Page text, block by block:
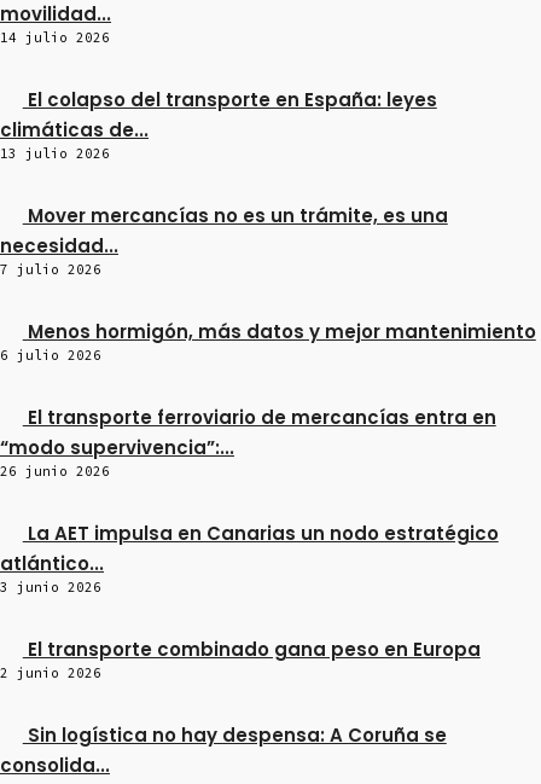
movilidad...
14 julio 2026
El colapso del transporte en España: leyes
climáticas de...
13 julio 2026
Mover mercancías no es un trámite, es una
necesidad...
7 julio 2026
Menos hormigón, más datos y mejor mantenimiento
6 julio 2026
El transporte ferroviario de mercancías entra en
“modo supervivencia”:...
26 junio 2026
La AET impulsa en Canarias un nodo estratégico
atlántico...
3 junio 2026
El transporte combinado gana peso en Europa
2 junio 2026
Sin logística no hay despensa: A Coruña se
consolida...